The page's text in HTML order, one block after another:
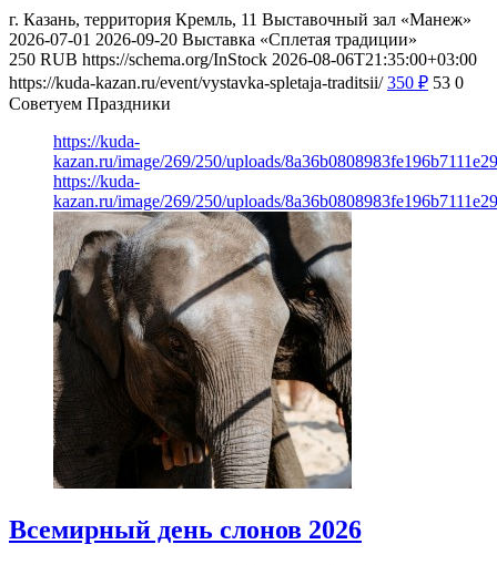
г. Казань, территория Кремль, 11 Выставочный зал «Манеж»
2026-07-01 2026-09-20 Выставка «Сплетая традиции»
250 RUB https://schema.org/InStock 2026-08-06T21:35:00+03:00
https://kuda-kazan.ru/event/vystavka-spletaja-traditsii/ 350 ₽ 53 0
Советуем Праздники
https://kuda-
kazan.ru/image/269/250/uploads/
https://kuda-
kazan.ru/image/269/250/uploads/
Всемирный день слонов 2026